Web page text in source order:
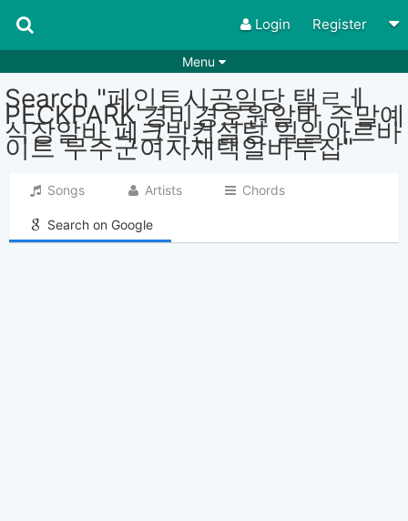
Login Register
Menu
Songs Guitar Tabs
Playlists Chords
Rhythms Genres
Search by chords
Chords requests
Search "페인트시공일당 탤ㄹㅔ
PECKPARK 경비경호원알바 주말예
식장알바 페크박컨설팅 일일아르바
이트 무주군여자재택알바투잡"
Songs Artists Chords
Search on Google